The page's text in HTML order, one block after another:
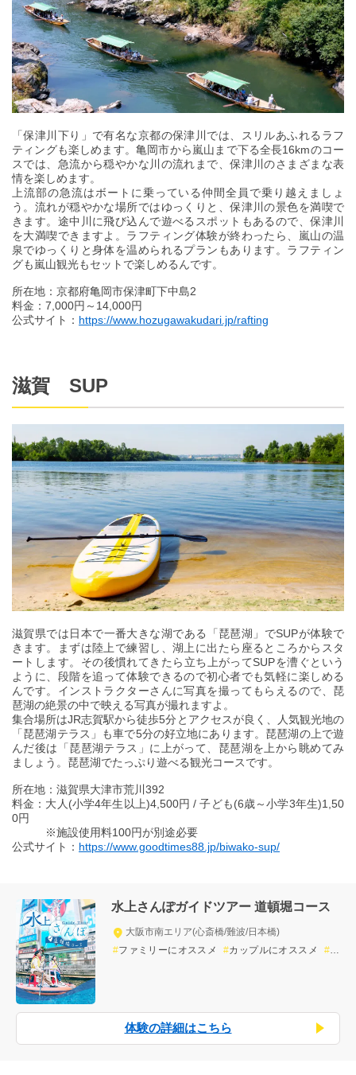
「保津川下り」で有名な京都の保津川では、スリルあふれるラフ
ティングも楽しめます。亀岡市から嵐山まで下る全長16kmのコー
スでは、急流から穏やかな川の流れまで、保津川のさまざまな表
情を楽しめます。
上流部の急流はボートに乗っている仲間全員で乗り越えましょ
う。流れが穏やかな場所ではゆっくりと、保津川の景色を満喫で
きます。途中川に飛び込んで遊べるスポットもあるので、保津川
を大満喫できますよ。ラフティング体験が終わったら、嵐山の温
泉でゆっくりと身体を温められるプランもあります。ラフティン
グも嵐山観光もセットで楽しめるんです。
所在地：京都府亀岡市保津町下中島2
料金：7,000円～14,000円
公式サイト： https://www.hozugawakudari.jp/rafting
滋賀 SUP
滋賀県では日本で一番大きな湖である「琵琶湖」でSUPが体験で
きます。まずは陸上で練習し、湖上に出たら座るところからスタ
ートします。その後慣れてきたら立ち上がってSUPを漕ぐという
ように、段階を追って体験できるので初心者でも気軽に楽しめる
んです。インストラクターさんに写真を撮ってもらえるので、琵
琶湖の絶景の中で映える写真が撮れますよ。
集合場所はJR志賀駅から徒歩5分とアクセスが良く、人気観光地の
「琵琶湖テラス」も車で5分の好立地にあります。琵琶湖の上で遊
んだ後は「琵琶湖テラス」に上がって、琵琶湖を上から眺めてみ
ましょう。琵琶湖でたっぷり遊べる観光コースです。
所在地：滋賀県大津市荒川392
料金：大人(小学4年生以上)4,500円 / 子ども(6歳～小学3年生)1,50
0円
※施設使用料100円が別途必要
公式サイト： https://www.goodtimes88.jp/biwako-sup/
水上さんぽガイドツアー 道頓堀コース
大阪市南エリア(心斎橋/難波/日本橋)
ファミリーにオススメ
カップルにオススメ
小
体験の詳細はこちら